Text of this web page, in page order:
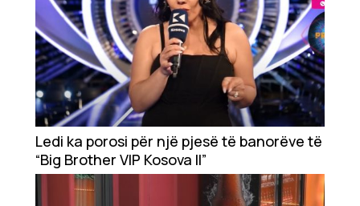
Ledi ka porosi për një pjesë të banorëve të
“Big Brother VIP Kosova II”